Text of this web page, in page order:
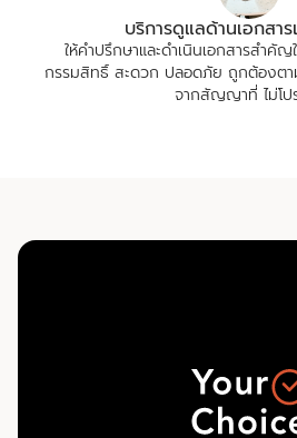
บริการดูแลด้านเอกสา
ให้คำปรึกษาและดำเนินเอกสารสำคัญ
กรรมสิทธิ์ สะดวก ปลอดภัย ถูกต้องต
จากสัญญาที่ ไม่โป